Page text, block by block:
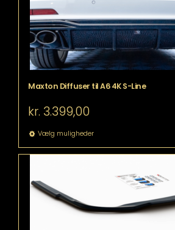
Maxton Diffuser til A6 4K S-Line
kr. 3.399,00
Vælg mulighederDette
vare
har
varianter.
Mulighederne
kan
vælges